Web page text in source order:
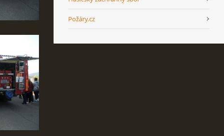
Požáry.cz